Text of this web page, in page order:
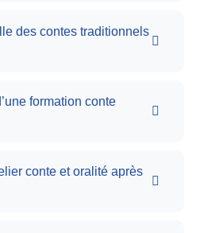
des contes traditionnels
formation conte
conte et oralité après